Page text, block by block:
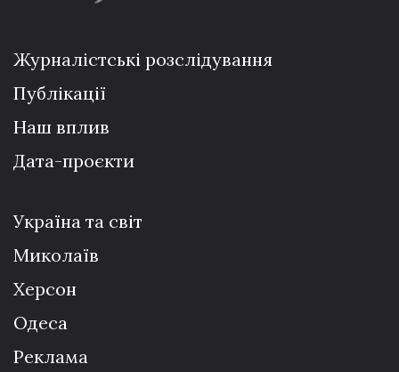
Журналістські розслідування
Публікації
Наш вплив
Дата-проєкти
Україна та світ
Миколаїв
Херсон
Одеса
Реклама